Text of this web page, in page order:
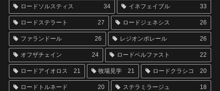
ロードソルスティス 34 イネフェイブル 33
ロードステラート 27 ロードジェネシス 26
ファランドール 26 レジオンポレール 26
オフザチェイン 24 ロードベルファスト 22
ロードアイオロス 21 牧場見学 21 ロードクラシコ 20
ロードトルネード 20 ステラミラージュ 18